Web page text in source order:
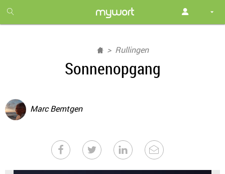
month
free
Rullingen
Sonnenopgang
Marc Bemtgen